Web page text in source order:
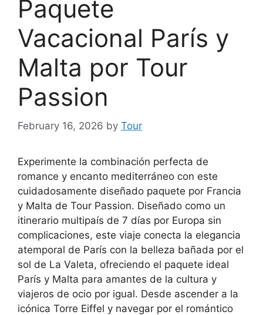
Paquete
Vacacional París y
Malta por Tour
Passion
February 16, 2026 by Tour
Experimente la combinación perfecta de
romance y encanto mediterráneo con este
cuidadosamente diseñado paquete por Francia
y Malta de Tour Passion. Diseñado como un
itinerario multipaís de 7 días por Europa sin
complicaciones, este viaje conecta la elegancia
atemporal de París con la belleza bañada por el
sol de La Valeta, ofreciendo el paquete ideal
París y Malta para amantes de la cultura y
viajeros de ocio por igual. Desde ascender a la
icónica Torre Eiffel y navegar por el romántico